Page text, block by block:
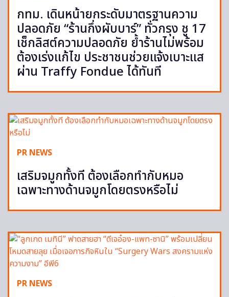
กทม. เดินหน้ายกระดับมาตรฐานความ
ปลอดภัย “ร้านกึ่งผับบาร์” ทั่วกรุง ชู 17
เช็กลิสต์ความปลอดภัย ย้ำร้านไม่พร้อม
ต้องเร่งแก้ไข ประชาชนช่วยแจ้งเบาะแส
ผ่าน Traffy Fondue ได้ทันที
PR NEWS
เสริมจมูกทั้งที ต้องเลือกทำกับหมอ
เฉพาะทางด้านจมูกโดยตรงหรือไม่
PR NEWS